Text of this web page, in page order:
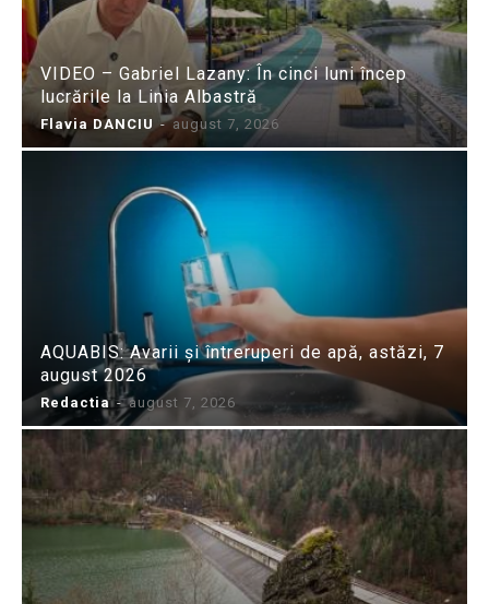
VIDEO – Gabriel Lazany: În cinci luni încep
lucrările la Linia Albastră
Flavia DANCIU - august 7, 2026
AQUABIS: Avarii și întreruperi de apă, astăzi, 7
august 2026
Redactia - august 7, 2026